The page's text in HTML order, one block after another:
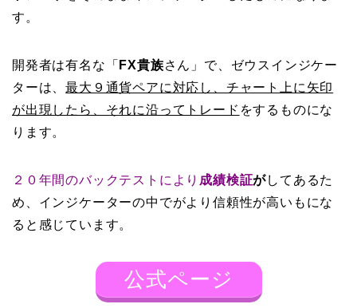
す。
開発者は有名な「 FX貴族さん」で、ゼウスインジケー
ターは、最大９通貨ペアに対応し、チャート上に矢印
が出現したら、それに沿ってトレード をするものにな
ります。
２０年間のバックテストにより 成績検証がしてあるた
め、インジケーターの中でがより信頼性が高いもにな
ると感じています。
公式ページ